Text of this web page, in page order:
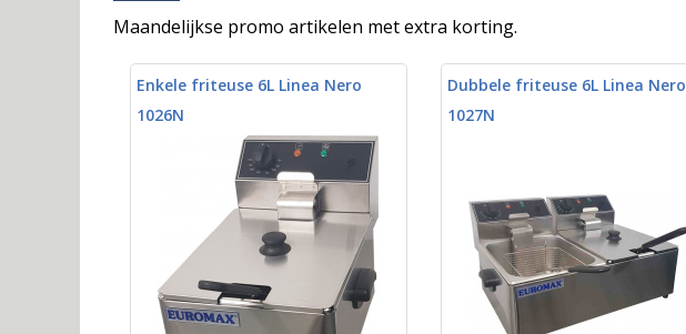
Maandelijkse promo artikelen met extra korting.
Enkele friteuse 6L Linea Nero
1026N
Dubbele friteuse 6L Linea Nero
1027N